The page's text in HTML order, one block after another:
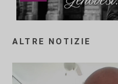
ALTRE NOTIZIE